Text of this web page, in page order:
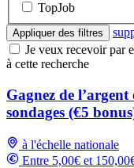
TopJob
Appliquer des filtres
Je veux recevoir par
à cette recherche
Gagnez de l’argent
sondages (€5
à l'échelle nationale
Entre 5,00€ et